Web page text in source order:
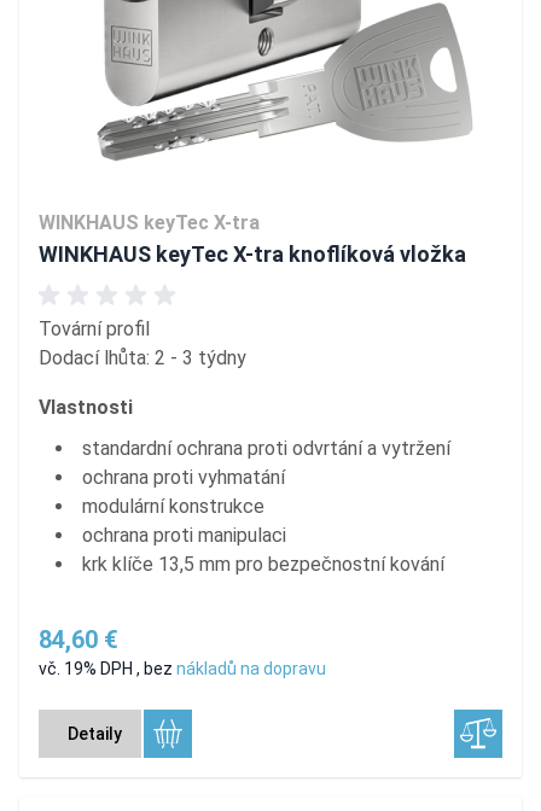
WINKHAUS keyTec X-tra
WINKHAUS keyTec X-tra knoflíková vložka
Tovární profil
Dodací lhůta: 2 - 3 týdny
Vlastnosti
standardní ochrana proti odvrtání a vytržení
ochrana proti vyhmatání
modulární konstrukce
ochrana proti manipulaci
krk klíče 13,5 mm pro bezpečnostní kování
84,60 €
vč. 19% DPH , bez nákladů na dopravu
Detaily